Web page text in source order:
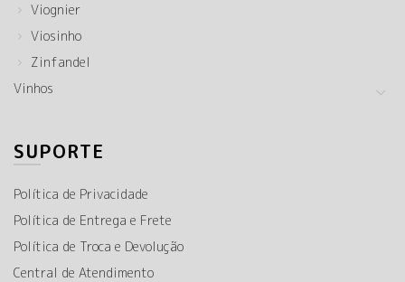
Viognier
Viosinho
Zinfandel
Vinhos
SUPORTE
Política de Privacidade
Política de Entrega e Frete
Política de Troca e Devolução
Central de Atendimento